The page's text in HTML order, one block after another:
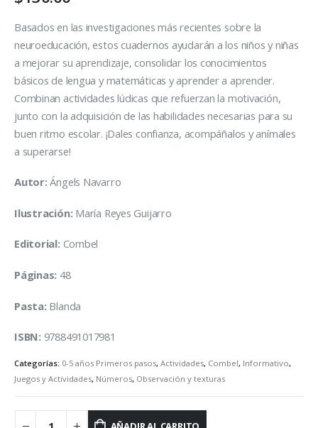
Basados en las investigaciones más recientes sobre la
neuroeducación, estos cuadernos ayudarán a los niños y niñas
a mejorar su aprendizaje, consolidar los conocimientos
básicos de lengua y matemáticas y aprender a aprender.
Combinan actividades lúdicas que refuerzan la motivación,
junto con la adquisición de las habilidades necesarias para su
buen ritmo escolar. ¡Dales confianza, acompáñalos y anímales
a superarse!
Autor: Ángels Navarro
Ilustración: María Reyes Guijarro
Editorial: Combel
Páginas: 48
Pasta: Blanda
ISBN: 9788491017981
Categorías: 0-5 años Primeros pasos, Actividades, Combel, Informativo,
Juegos y Actividades, Números, Observación y texturas